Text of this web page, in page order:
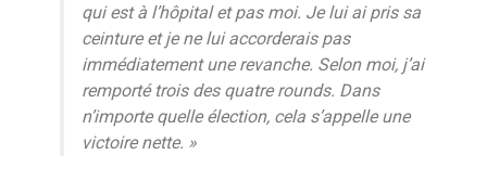
qui est à l’hôpital et pas moi. Je lui ai pris sa
ceinture et je ne lui accorderais pas
immédiatement une revanche. Selon moi, j’ai
remporté trois des quatre rounds. Dans
n’importe quelle élection, cela s’appelle une
victoire nette. »